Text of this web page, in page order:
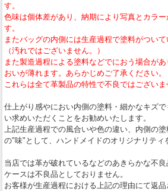
す。
色味は個体差があり、納期により写真とカラ
す。
またバッグの内側には生産過程で塗料がついて
（汚れではございません。）
また製造過程による塗料などでにおう場合が
おいが薄れます。あらかじめご了承ください。
これらは全て革製品の特性で不良ではございま
仕上がり感やにおい内側の塗料・細かなキズ
い求めいただくことをお勧めいたします。
上記生産過程での風合いや色の違い、内側の
の"味"として、ハンドメイドのオリジナリティ
当店では革が破れているなどのあきらかな不
ケースは不良品としておりません。
お客様が生産過程における上記の理由にて返